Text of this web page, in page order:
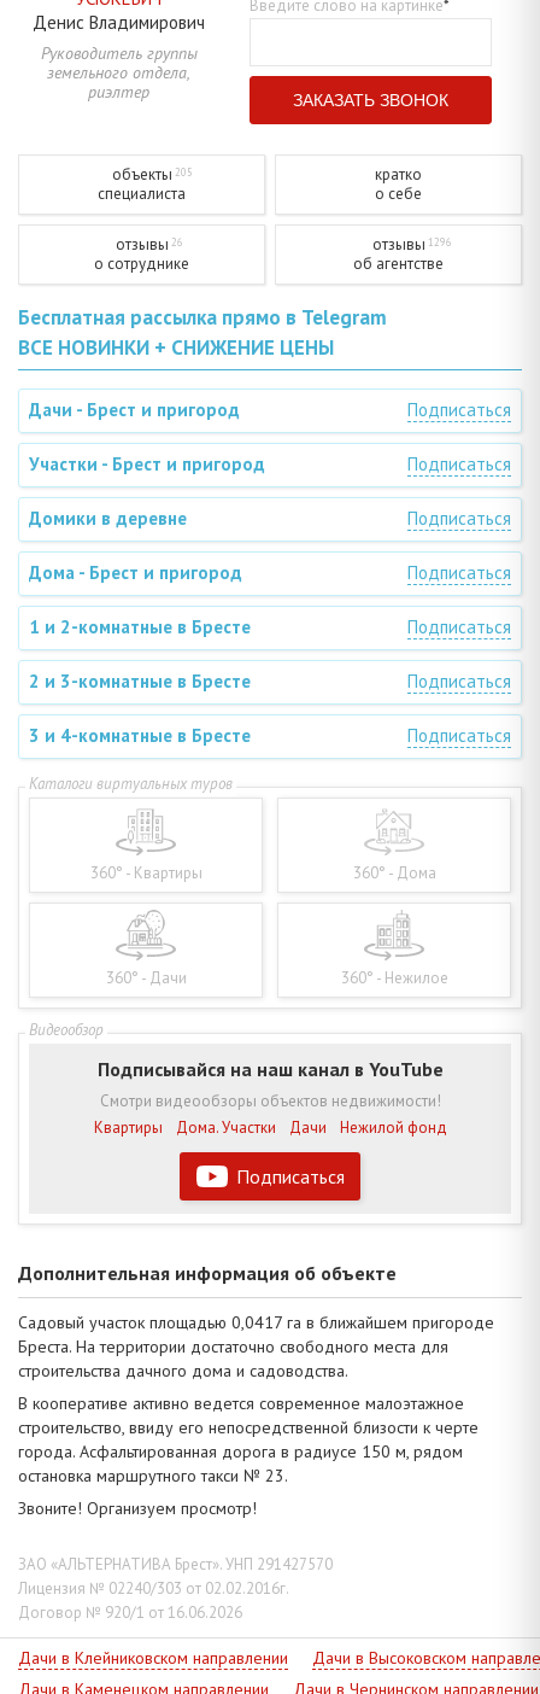
Денис Владимирович
Руководитель группы
земельного отдела,
риэлтер
Введите слово на картинке*
объекты 205
специалиста
кратко
о себе
отзывы 26
о сотруднике
отзывы 1296
об агентстве
Бесплатная рассылка прямо в Telegram
ВСЕ НОВИНКИ + СНИЖЕНИЕ ЦЕНЫ
Дачи - Брест и пригород Подписаться
Участки - Брест и пригород Подписаться
Домики в деревне Подписаться
Дома - Брест и пригород Подписаться
1 и 2-комнатные в Бресте Подписаться
2 и 3-комнатные в Бресте Подписаться
3 и 4-комнатные в Бресте Подписаться
360° - Квартиры 360° - Дома
360° - Дачи 360° - Нежилое
Подписаться
Подписывайся на наш канал в YouTube
Смотри видеообзоры объектов недвижимости!
Квартиры
Дома. Участки Дачи Нежилой фонд
Дополнительная информация об объекте
Садовый участок площадью 0,0417 га в ближайшем пригороде
Бреста. На территории достаточно свободного места для
строительства дачного дома и садоводства.
В кооперативе активно ведется современное малоэтажное
строительство, ввиду его непосредственной близости к черте
города. Асфальтированная дорога в радиусе 150 м, рядом
остановка маршрутного такси № 23.
Звоните! Организуем просмотр!
ЗАО «АЛЬТЕРНАТИВА Брест». УНП 291427570
Лицензия № 02240/303 от 02.02.2016г.
Договор № 920/1 от 16.06.2026
Дачи в Клейниковском направлении
Дачи в Высоковском
Дачи в Каменецком направлении
Дачи в Чернинском направлении